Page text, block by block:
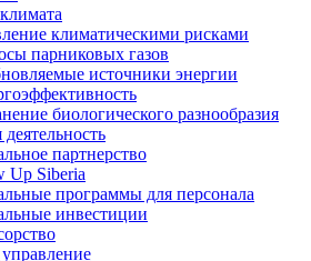
климатическими рисками
парниковых газов
источники энергии
биологического разнообразия
партнерство
Up Siberia
программы для персонала
инвестиции